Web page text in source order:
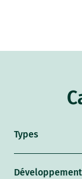
Types
Développement